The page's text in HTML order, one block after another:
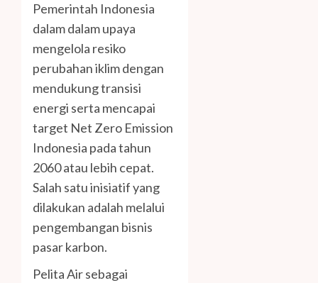
Pemerintah Indonesia
dalam dalam upaya
mengelola resiko
perubahan iklim dengan
mendukung transisi
energi serta mencapai
target Net Zero Emission
Indonesia pada tahun
2060 atau lebih cepat.
Salah satu inisiatif yang
dilakukan adalah melalui
pengembangan bisnis
pasar karbon.
Pelita Air sebagai